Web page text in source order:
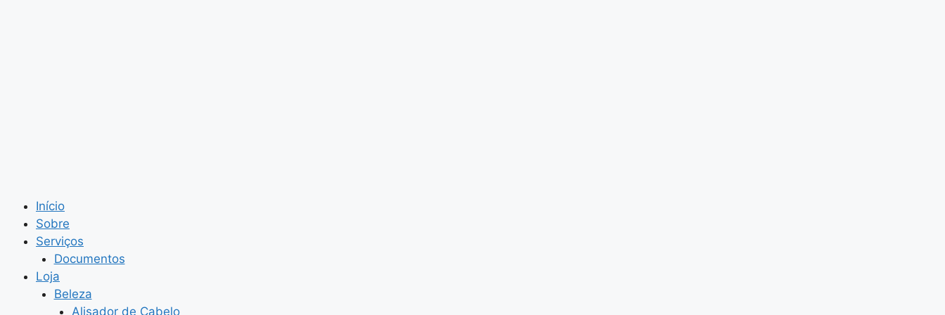
Início
Sobre
Serviços
Documentos
Loja
Beleza
Alisador de Cabelo